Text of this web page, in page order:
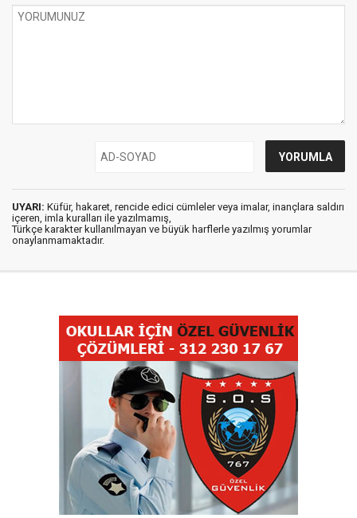
UYARI: Küfür, hakaret, rencide edici cümleler veya imalar, inançlara saldırı
içeren, imla kuralları ile yazılmamış,
Türkçe karakter kullanılmayan ve büyük harflerle yazılmış yorumlar
onaylanmamaktadır.